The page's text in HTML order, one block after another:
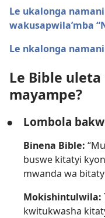
Le ukalonga
wakusapwila’mba
Le nkalonga
Le Bible uleta
mayampe?
● Lombola
Binena Bible:
buswe kitatyi
mwanda wa
Mokishintulwila:
kwitukwasha